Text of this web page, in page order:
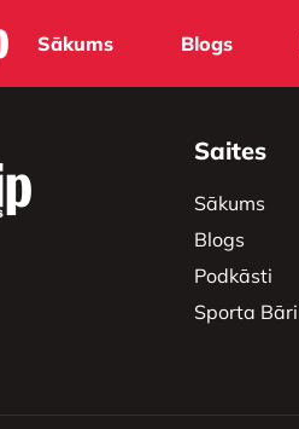
Sākums Blogs
Saites
Sākums
Blogs
Podkāsti
Sporta Bāri